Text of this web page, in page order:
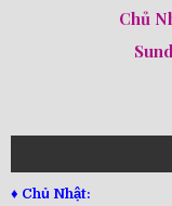
Chủ
♦ Chủ Nhật: